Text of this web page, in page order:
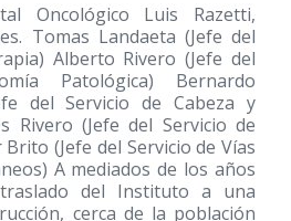
Oncológico Luis Razetti,
Tomas Landaeta (Jefe del
Alberto Rivero (Jefe del
Patológica) Bernardo
del Servicio de Cabeza y
Rivero (Jefe del Servicio de
(Jefe del Servicio de Vías
A mediados de los años
del Instituto a una
cerca de la población